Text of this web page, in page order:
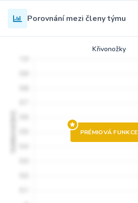
Porovnání mezi členy týmu
Křivonožky
PRÉMIOVÁ FUNKCE